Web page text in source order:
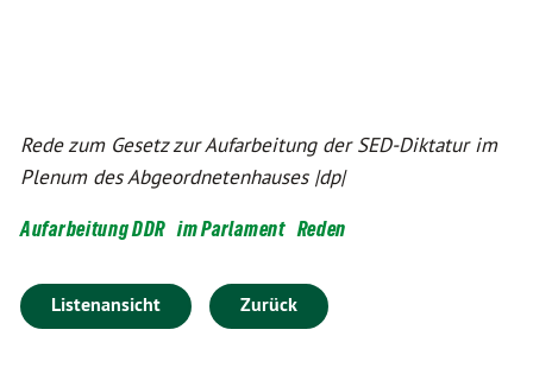
Rede zum Gesetz zur Aufarbeitung der SED-Diktatur im
Plenum des Abgeordnetenhauses |dp|
Aufarbeitung DDR im Parlament Reden
Listenansicht Zurück